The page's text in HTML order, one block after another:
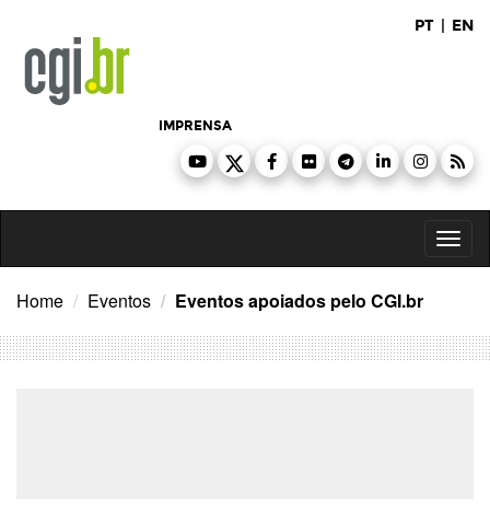
conteúdo
PT | EN
IMPRENSA
Home Eventos Eventos apoiados pelo CGI.br